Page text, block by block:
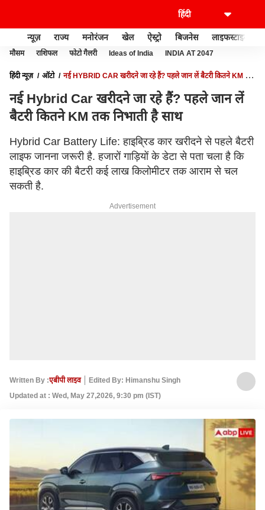
न्यूज़ राज्य मनोरंजन खेल ऐस्ट्रो बिजनेस लाइफस्टाइल
मौसम राशिफल फोटो गैलरी Ideas of India INDIA AT 2047
हिंदी न्यूज़ ऑटो
नई HYBRID CAR खरीदने जा रहे हैं? पहले जान लें बैटरी कितने KM तक
नई Hybrid Car खरीदने जा रहे हैं? पहले जान लें
बैटरी कितने KM तक निभाती है साथ
Hybrid Car Battery Life: हाइब्रिड कार खरीदने से पहले बैटरी
लाइफ जानना जरूरी है. हजारों गाड़ियों के डेटा से पता चला है कि
हाइब्रिड कार की बैटरी कई लाख किलोमीटर तक आराम से चल
सकती है.
Advertisement
Written By :एबीपी लाइव
Edited By: Himanshu Singh
Updated at : Wed, May 27,2026, 9:30 pm (IST)